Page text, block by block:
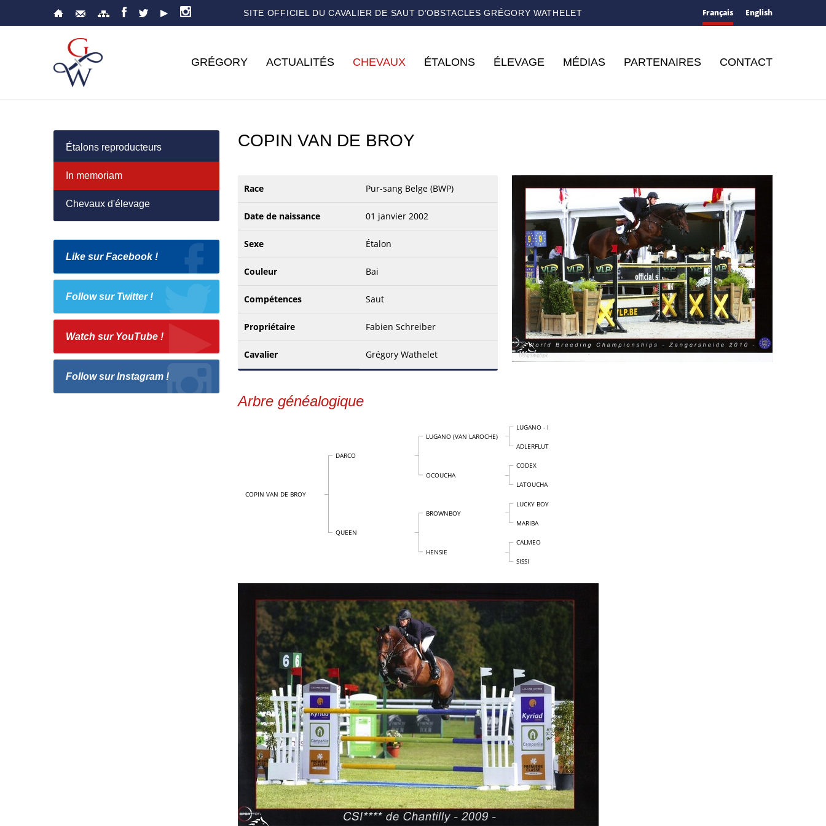
SITE OFFICIEL DU CAVALIER DE SAUT D’OBSTACLES GRÉGORY WATHELET Français English
GRÉGORY ACTUALITÉS CHEVAUX ÉTALONS ÉLEVAGE MÉDIAS PARTENAIRES CONTACT
Étalons reproducteurs
In memoriam
Chevaux d'élevage
Like sur Facebook !
Follow sur Twitter !
Watch sur YouTube !
Follow sur Instagram !
COPIN VAN DE BROY
Race Pur-sang Belge (BWP)
Date de naissance 01 janvier 2002
Sexe Étalon
Couleur Bai
Compétences Saut
Propriétaire Fabien Schreiber
Cavalier Grégory Wathelet
Arbre généalogique
COPIN VAN DE BROY
DARCO
LUGANO (VAN LAROCHE)
LUGANO - I
ADLERFLUT
OCOUCHA
CODEX
LATOUCHA
QUEEN
BROWNBOY
LUCKY BOY
MARIBA
HENSIE
CALMEO
SISSI